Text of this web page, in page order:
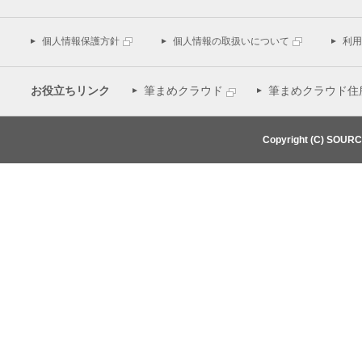
個人情報保護方針 個人情報の取扱いについて 利
お役立ちリンク 筆まめクラウド 筆まめクラウド住
Copyright (C)